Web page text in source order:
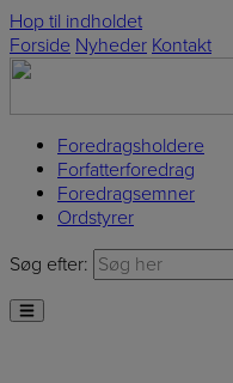
Hop til indholdet
Forside Nyheder Kontakt
Foredragsholdere
Forfatterforedrag
Foredragsemner
Ordstyrer
Søg efter: